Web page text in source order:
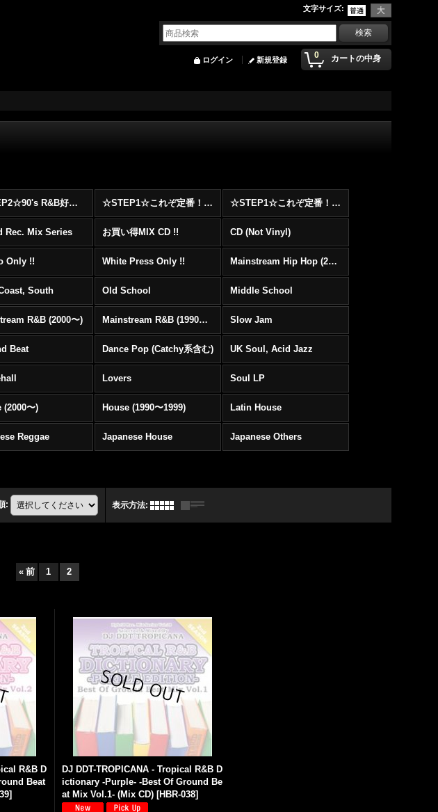
文字サイズ:
0 カートの中身
ログイン 新規登録
☆STEP2☆90's R&B好きに自信を持ってオススメ出来る00's R&B Best 100 !!! ☆STEP1☆これぞ定番！！まずはここから！2000年代Hip HopフロアヒットBest 100 !!! ☆STEP1☆これぞ定番！！まずはここから！2000年代R&BフロアヒットBest 100 !!!
Rec. Mix Series お買い得MIX CD !! CD (Not Vinyl)
Only !! White Press Only !! Mainstream Hip Hop (2000〜)
South Old School Middle School
R&B (2000〜) Mainstream R&B (1990〜1999) Slow Jam
Beat Dance Pop (Catchy系含む) UK Soul, Acid Jazz
Lovers Soul LP
(2000〜) House (1990〜1999) Latin House
Reggae Japanese House Japanese Others
: 表示方法:
« 前 1 2
R&B D
Beat
]
DJ DDT-TROPICANA - Tropical R&B D
ictionary -Purple- -Best Of Ground Be
at Mix Vol.1- (Mix CD) [HBR-038]